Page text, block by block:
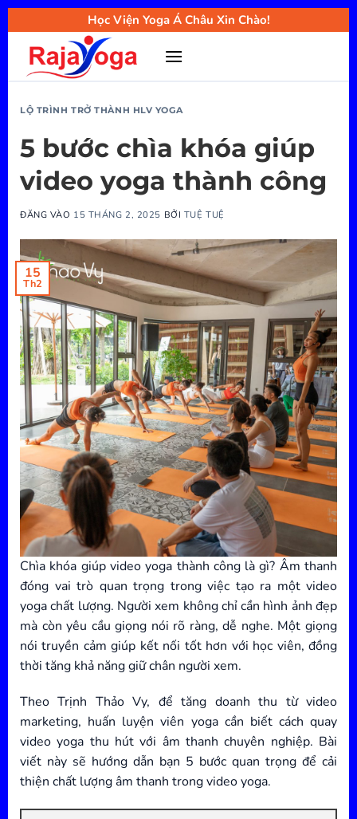
Bỏ
qua
nội
Học Viện Yoga Á Châu Xin Chào!
LỘ TRÌNH TRỞ THÀNH HLV YOGA
5 bước chìa khóa giúp
video yoga thành công
ĐĂNG VÀO 15 THÁNG 2, 2025 BỞI TUỆ TUỆ
15
Th2
Chìa khóa giúp video yoga thành công là gì? Âm thanh
đóng vai trò quan trọng trong việc tạo ra một video
yoga chất lượng. Người xem không chỉ cần hình ảnh đẹp
mà còn yêu cầu giọng nói rõ ràng, dễ nghe. Một giọng
nói truyền cảm giúp kết nối tốt hơn với học viên, đồng
thời tăng khả năng giữ chân người xem.
Theo Trịnh Thảo Vy, để tăng doanh thu từ video
marketing, huấn luyện viên yoga cần biết cách quay
video yoga thu hút với âm thanh chuyên nghiệp. Bài
viết này sẽ hướng dẫn bạn 5 bước quan trọng để cải
thiện chất lượng âm thanh trong video yoga.